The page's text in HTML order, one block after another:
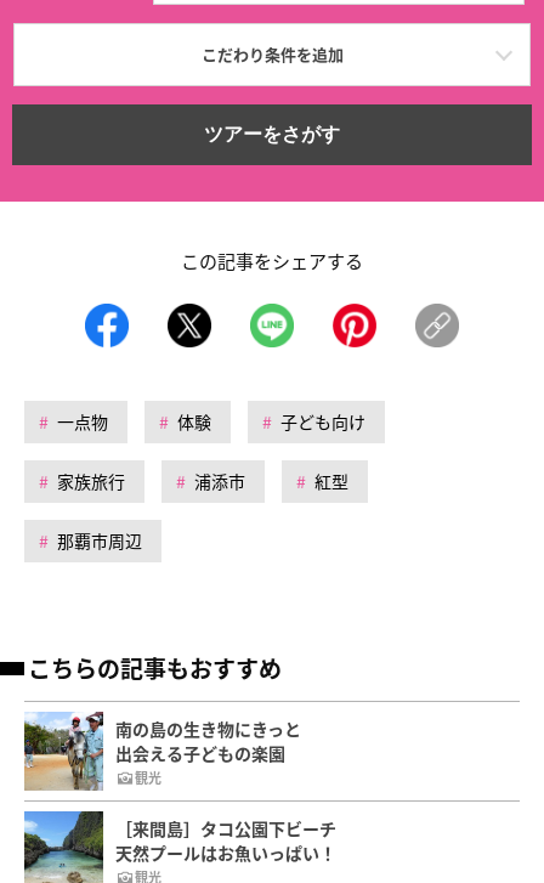
こだわり条件を追加
ツアーをさがす
この記事をシェアする
一点物 体験 子ども向け
家族旅行 浦添市 紅型
那覇市周辺
こちらの記事もおすすめ
南の島の生き物にきっと
出会える子どもの楽園
観光
［来間島］タコ公園下ビーチ
天然プールはお魚いっぱい！
観光